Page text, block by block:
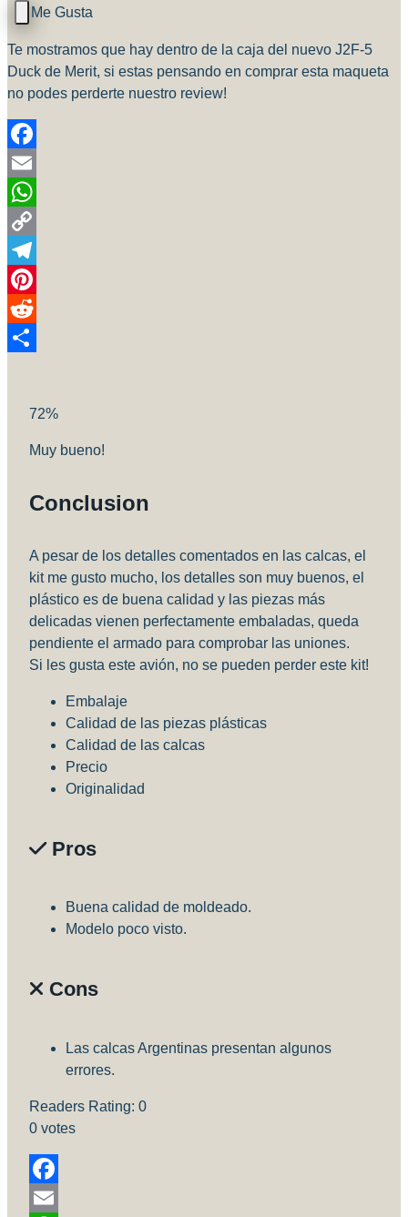
Te mostramos que hay dentro de la caja del nuevo J2F-5
Duck de Merit, si estas pensando en comprar esta maqueta
no podes perderte nuestro review!
Facebook
Email
WhatsApp
Copy
Link
Telegram
Pinterest
Reddit
72%
Muy bueno!
Conclusion
A pesar de los detalles comentados en las calcas, el
kit me gusto mucho, los detalles son muy buenos, el
plástico es de buena calidad y las piezas más
delicadas vienen perfectamente embaladas, queda
pendiente el armado para comprobar las uniones.
Si les gusta este avión, no se pueden perder este kit!
Embalaje
Calidad de las piezas plásticas
Calidad de las calcas
Precio
Originalidad
Pros
Buena calidad de moldeado.
Modelo poco visto.
Cons
Las calcas Argentinas presentan algunos
errores.
Readers Rating: 0
0 votes
Facebook